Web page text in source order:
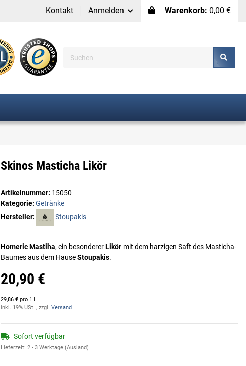
Kontakt Anmelden Warenkorb: 0,00 €
Skinos Masticha Likör
Artikelnummer: 15050
Kategorie: Getränke
Hersteller:
Stoupakis
Homeric Mastiha, ein besondererLikör mit dem harzigen Saft des Masticha-
Baumes aus dem HauseStoupakis.
20,90 €
29,86 € pro 1 l
inkl. 19% USt. , zzgl. Versand
Sofort verfügbar
Lieferzeit: 2 - 3 Werktage (Ausland)